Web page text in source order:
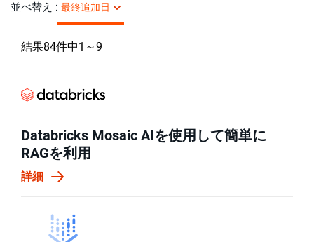
並べ替え : 最終追加日
結果84件中1 ～9
Databricks Mosaic AIを使用して簡単に
RAGを利用
詳細